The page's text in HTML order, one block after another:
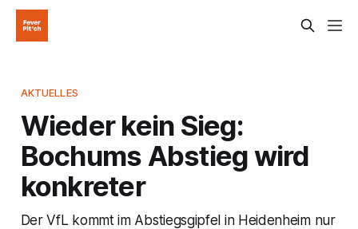
AKTUELLES
Wieder kein Sieg:
Bochums Abstieg wird
konkreter
Der VfL kommt im Abstiegsgipfel in Heidenheim nur